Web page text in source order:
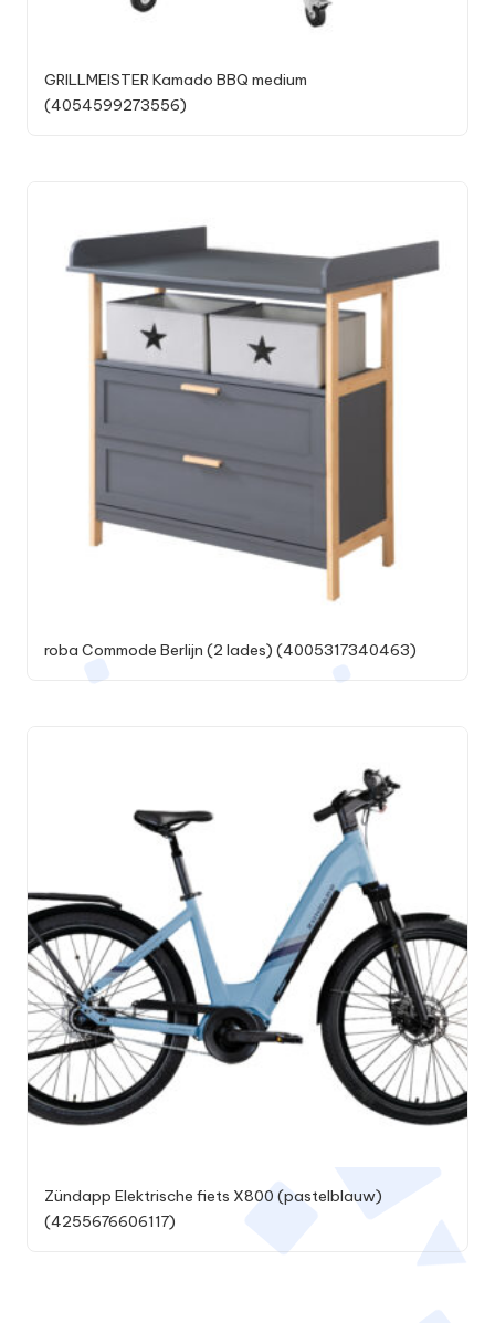
GRILLMEISTER Kamado BBQ medium
(4054599273556)
roba Commode Berlijn (2 lades) (4005317340463)
Zündapp Elektrische fiets X800 (pastelblauw)
(4255676606117)